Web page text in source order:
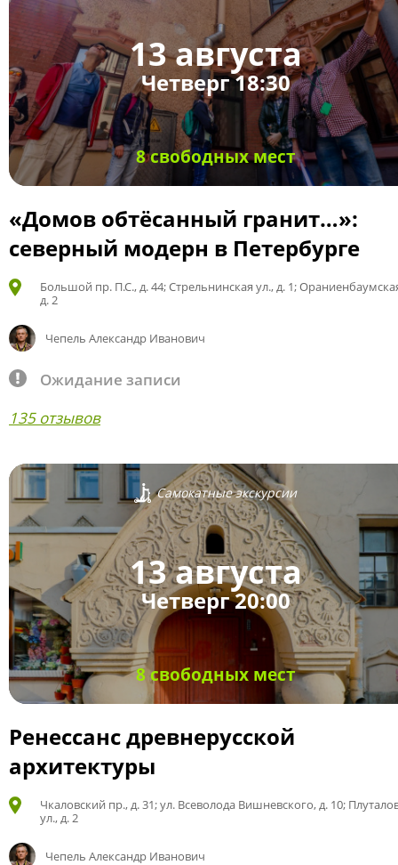
13 августа
Четверг 18:30
8 свободных мест
«Домов обтёсанный гранит…»:
северный модерн в Петербурге
Большой пр. П.С., д. 44; Стрельнинская ул., д. 1;
д. 2
Чепель Александр Иванович
Ожидание записи
135 отзывов
Самокатные экскурсии
13 августа
Четверг 20:00
8 свободных мест
Ренессанс древнерусской
архитектуры
Чкаловский пр., д. 31; ул. Всеволода Вишневского, д. 10;
ул., д. 2
Чепель Александр Иванович